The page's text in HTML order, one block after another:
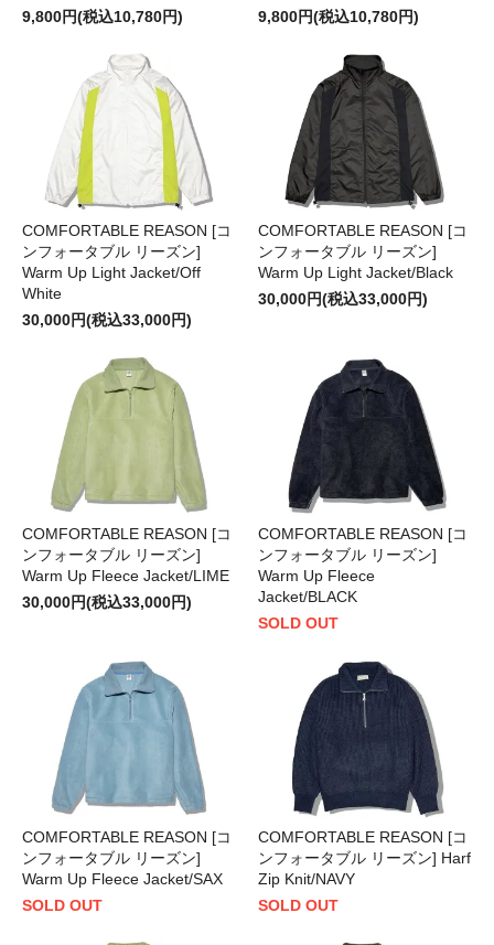
9,800円(税込10,780円)
9,800円(税込10,780円)
COMFORTABLE REASON [コ
ンフォータブル リーズン]
Warm Up Light Jacket/Off
White
30,000円(税込33,000円)
COMFORTABLE REASON [コ
ンフォータブル リーズン]
Warm Up Light Jacket/Black
30,000円(税込33,000円)
COMFORTABLE REASON [コ
ンフォータブル リーズン]
Warm Up Fleece Jacket/LIME
30,000円(税込33,000円)
COMFORTABLE REASON [コ
ンフォータブル リーズン]
Warm Up Fleece
Jacket/BLACK
SOLD OUT
COMFORTABLE REASON [コ
ンフォータブル リーズン]
Warm Up Fleece Jacket/SAX
SOLD OUT
COMFORTABLE REASON [コ
ンフォータブル リーズン] Harf
Zip Knit/NAVY
SOLD OUT